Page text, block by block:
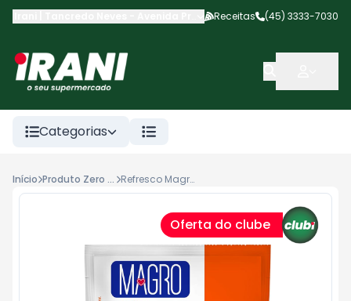
Avenida Presidente Tancredo Neves,
Receitas (45) 3333-7030
Categorias
Início Produto Zero Acucar Refresco Magro Zero Açúcar 8g Laranja
Oferta do clube